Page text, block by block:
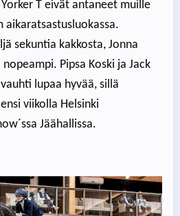
T eivät antaneet muille
aikaratsastusluokassa.
sekuntia kakkosta, Jonna
Pipsa Koski ja Jack
lupaa hyvää, sillä
viikolla Helsinki
Jäähallissa.